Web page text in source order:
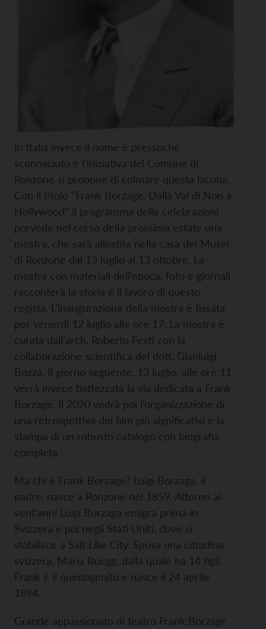
In Italia invece il nome è pressoché
sconosciuto e l’iniziativa del Comune di
Ronzone si propone di colmare questa lacuna.
Con il titolo “Frank Borzage. Dalla Val di Non a
Hollywood” il programma delle celebrazioni
prevede nel corso della prossima estate una
mostra, che sarà allestita nella casa dei Musei
di Ronzone dal 13 luglio al 13 ottobre. La
mostra con materiali dell’epoca, foto e giornali
racconterà la storia e il lavoro di questo
regista. L’inaugurazione della mostra è fissata
per venerdì 12 luglio alle ore 17. La mostra è
curata dall’arch. Roberto Festi con la
collaborazione scientifica del dott. Gianluigi
Bozza. Il giorno seguente, 13 luglio, alle ore 11
verrà invece battezzata la via dedicata a Frank
Borzage. Il 2020 vedrà poi l’organizzazione di
una retrospettiva dei film più significativi e la
stampa di un robusto catalogo con biografia
completa.
Ma chi è Frank Borzage? Luigi Borzaga, il
padre, nasce a Ronzone nel 1859. Attorno ai
vent’anni Luigi Borzaga emigra prima in
Svizzera e poi negli Stati Uniti, dove si
stabilisce a Salt Like City. Sposa una cittadina
svizzera, Maria Ruegg, dalla quale ha 14 figli.
Frank è il quintogenito e nasce il 24 aprile
1894.
Grande appassionato di teatro Frank Borzage